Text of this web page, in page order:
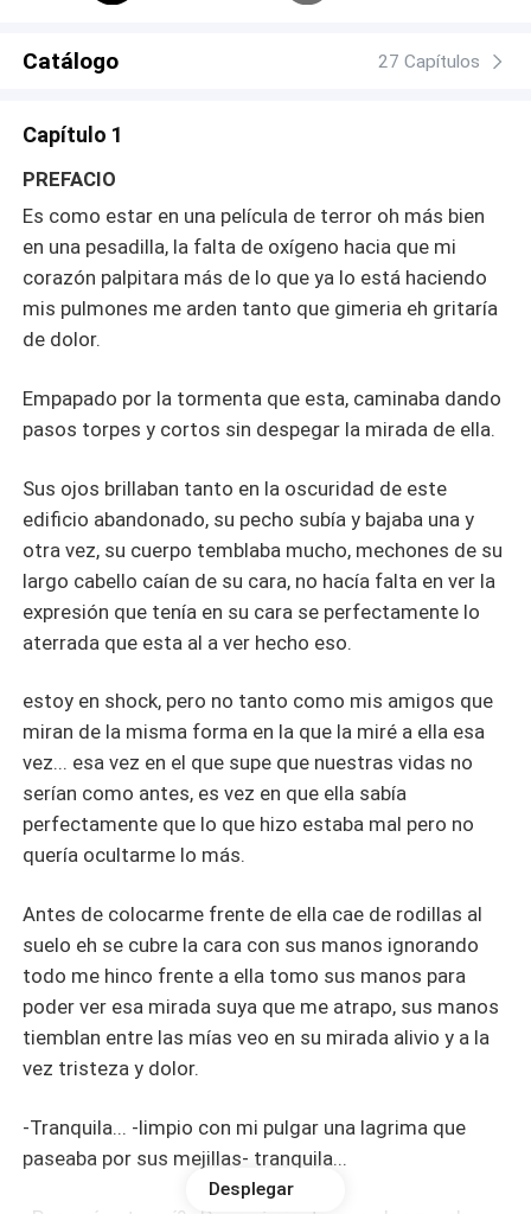
Catálogo 27 Capítulos
Capítulo 1
PREFACIO
Es como estar en una película de terror oh más bien
en una pesadilla, la falta de oxígeno hacia que mi
corazón palpitara más de lo que ya lo está haciendo
mis pulmones me arden tanto que gimeria eh gritaría
de dolor.
Empapado por la tormenta que esta, caminaba dando
pasos torpes y cortos sin despegar la mirada de ella.
Sus ojos brillaban tanto en la oscuridad de este
edificio abandonado, su pecho subía y bajaba una y
otra vez, su cuerpo temblaba mucho, mechones de su
largo cabello caían de su cara, no hacía falta en ver la
expresión que tenía en su cara se perfectamente lo
aterrada que esta al a ver hecho eso.
estoy en shock, pero no tanto como mis amigos que
miran de la misma forma en la que la miré a ella esa
vez... esa vez en el que supe que nuestras vidas no
serían como antes, es vez en que ella sabía
perfectamente que lo que hizo estaba mal pero no
quería ocultarme lo más.
Antes de colocarme frente de ella cae de rodillas al
suelo eh se cubre la cara con sus manos ignorando
todo me hinco frente a ella tomo sus manos para
poder ver esa mirada suya que me atrapo, sus manos
tiemblan entre las mías veo en su mirada alivio y a la
vez tristeza y dolor.
-Tranquila... -limpio con mi pulgar una lagrima que
paseaba por sus mejillas- tranquila...
Desplegar